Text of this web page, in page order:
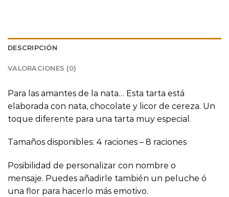
DESCRIPCIÓN
VALORACIONES (0)
Para las amantes de la nata… Esta tarta está
elaborada con nata, chocolate y licor de cereza. Un
toque diferente para una tarta muy especial.
Tamaños disponibles: 4 raciones – 8 raciones
Posibilidad de personalizar con nombre o
mensaje. Puedes añadirle también un peluche ó
una flor para hacerlo más emotivo.